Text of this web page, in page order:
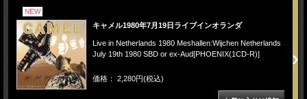
NEW
キャメル1980年7月19日ライブインオランダ
Live in Netherlands 1980 Meshallen:Wijchen Netherlands
July 19th 1980 SBD or ex-Aud[PHOENIX(1CD-R)]
価格： 2,280円(税込)